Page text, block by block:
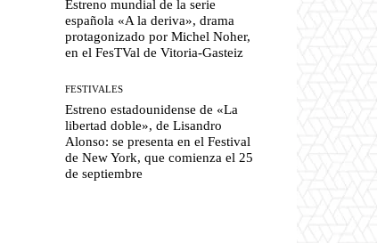
Estreno mundial de la serie
española «A la deriva», drama
protagonizado por Michel Noher,
en el FesTVal de Vitoria-Gasteiz
FESTIVALES
Estreno estadounidense de «La
libertad doble», de Lisandro
Alonso: se presenta en el Festival
de New York, que comienza el 25
de septiembre